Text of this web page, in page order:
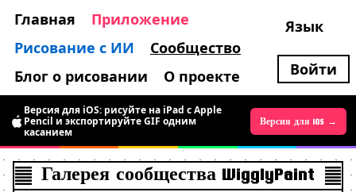
Главная
Приложение
Рисование с ИИ
Сообщество
Блог о рисовании
О проекте
Язык
Войти
Версия для Android уже доступна:
временно бесплатно, рисуйте живой
пиксель-арт
Версия для Android →
Версия для iOS: рисуйте на iPad с Apple
Pencil и экспортируйте GIF одним
касанием
Версия для iOS →
Галерея сообщества WigglyPaint